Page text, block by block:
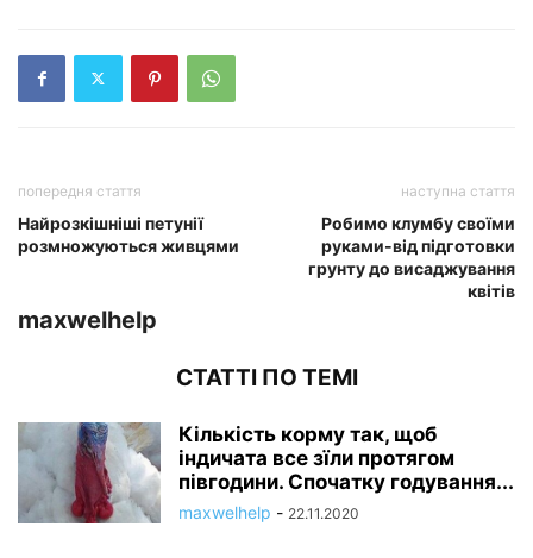
попередня стаття
Найрозкішніші петунії
розмножуються живцями
наступна стаття
Робимо клумбу своїми
руками-від підготовки
грунту до висаджування
квітів
maxwelhelp
СТАТТІ ПО ТЕМІ
Кількість корму так, щоб
індичата все зїли протягом
півгодини. Спочатку годування...
maxwelhelp - 22.11.2020